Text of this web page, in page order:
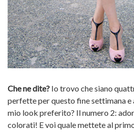
Che ne dite? Io trovo che siano
perfette per questo fine settimana e
mio look preferito? Il numero 2:
colorati! E voi quale mettete al